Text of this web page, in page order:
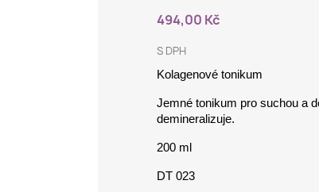
494,00 Kč
S DPH
Kolagenové tonikum
Jemné tonikum pro suchou a
demineralizuje.
200 ml
DT 023